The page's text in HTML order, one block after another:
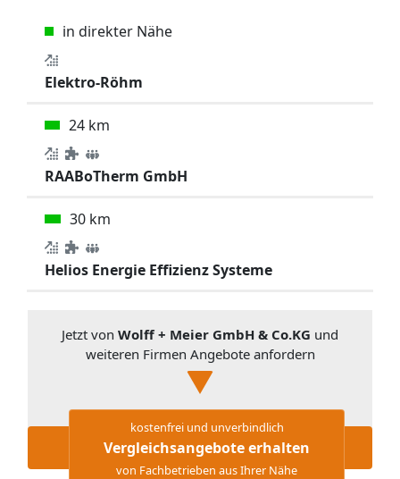
in direkter Nähe
Elektro-Röhm
24 km
RAABoTherm GmbH
30 km
Helios Energie Effizienz Systeme
Jetzt von Wolff + Meier GmbH & Co.KG und
weiteren Firmen Angebote anfordern
kostenfrei und unverbindlich
Vergleichsangebote erhalten
von Fachbetrieben aus Ihrer Nähe